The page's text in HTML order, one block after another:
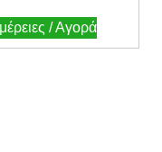
/ Αγορά